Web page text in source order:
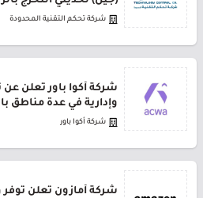
شركة تحكم التقنية المحدودة
شركة أكوا باور تعلن
وإدارية في عدة مناطق
شركة أكوا باور
شركة أمازون تعلن توفر